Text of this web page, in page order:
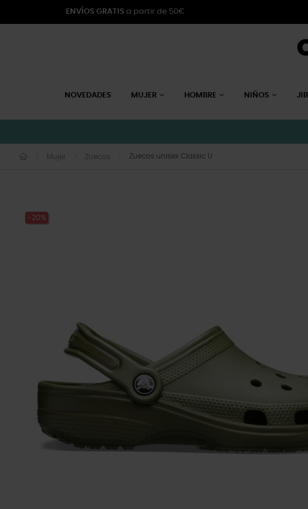
ENVÍOS GRATIS a partir de 50€
NOVEDADES MUJER HOMBRE NIÑOS
Mujer Zuecos Zuecos unisex Classic U
-20%